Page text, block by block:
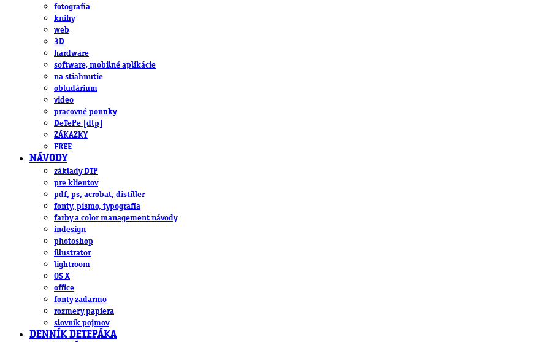
fotografia
knihy
web
3D
hardware
software, mobilné aplikácie
na stiahnutie
obludárium
video
pracovné ponuky
DeTePe [dtp]
ZÁKAZKY
FREE
NÁVODY
základy DTP
pre klientov
pdf, ps, acrobat, distiller
fonty, písmo, typografia
farby a color management návody
indesign
photoshop
illustrator
lightroom
OS X
office
fonty zadarmo
rozmery papiera
slovník pojmov
DENNÍK DETEPÁKA